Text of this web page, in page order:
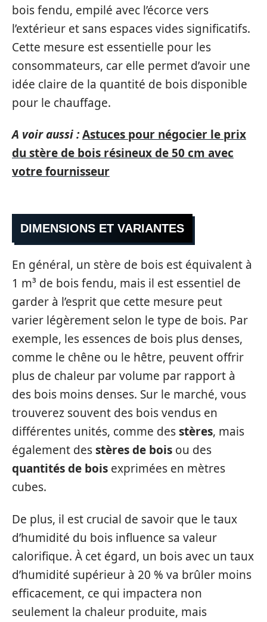
bois fendu, empilé avec l’écorce vers
l’extérieur et sans espaces vides significatifs.
Cette mesure est essentielle pour les
consommateurs, car elle permet d’avoir une
idée claire de la quantité de bois disponible
pour le chauffage.
A voir aussi :Astuces pour négocier le prix
du stère de bois résineux de 50 cm avec
votre fournisseur
DIMENSIONS ET VARIANTES
En général, un stère de bois est équivalent à
1 m³ de bois fendu, mais il est essentiel de
garder à l’esprit que cette mesure peut
varier légèrement selon le type de bois. Par
exemple, les essences de bois plus denses,
comme le chêne ou le hêtre, peuvent offrir
plus de chaleur par volume par rapport à
des bois moins denses. Sur le marché, vous
trouverez souvent des bois vendus en
différentes unités, comme desstères, mais
également desstères de bois ou des
quantités de bois exprimées en mètres
cubes.
De plus, il est crucial de savoir que le taux
d’humidité du bois influence sa valeur
calorifique. À cet égard, un bois avec un taux
d’humidité supérieur à 20 % va brûler moins
efficacement, ce qui impactera non
seulement la chaleur produite, mais